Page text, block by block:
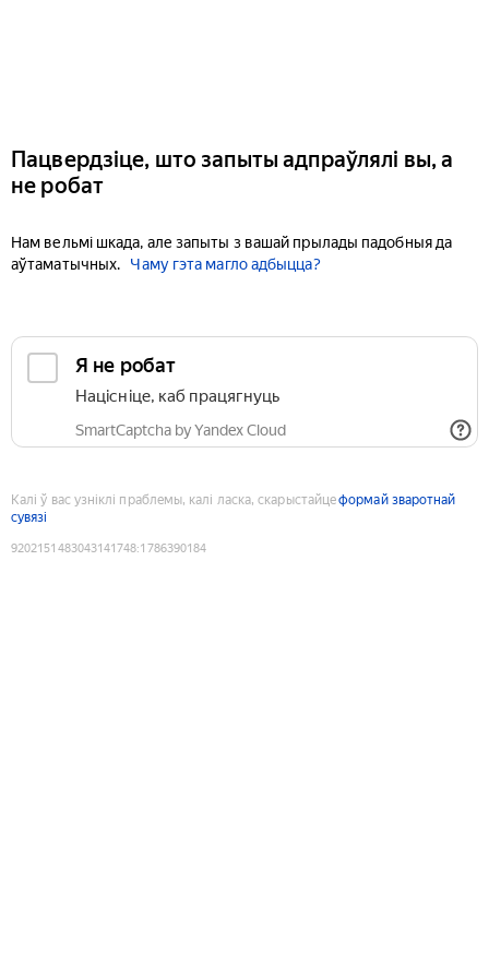
Пацвердзіце, што запыты адпраўлялі вы, а
не робат
Нам вельмі шкада, але запыты з вашай прылады падобныя да
аўтаматычных.
Чаму гэта магло адбыцца?
Я не робат
Націсніце, каб працягнуць
SmartCaptcha by Yandex Cloud
Калі ў вас узніклі праблемы, калі ласка, скарыстайцеформай зваротнай
сувязі
9202151483043141748:1786390184